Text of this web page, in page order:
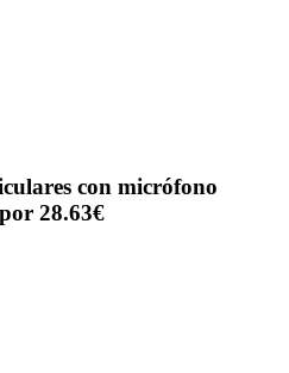
con micrófono
28.63€